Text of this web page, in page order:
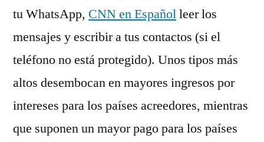
tu WhatsApp, CNN en Españolleer los
mensajes y escribir a tus contactos (si el
teléfono no está protegido). Unos tipos más
altos desembocan en mayores ingresos por
intereses para los países acreedores, mientras
que suponen un mayor pago para los países